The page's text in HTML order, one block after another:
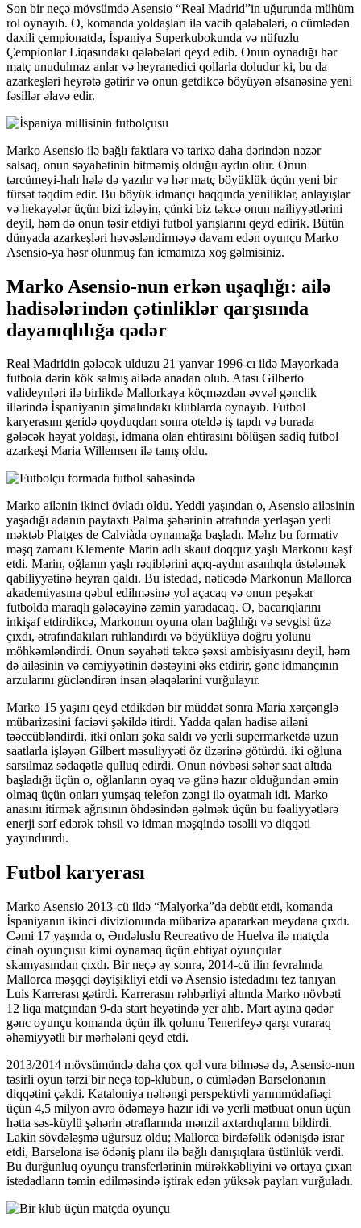
Son bir neçə mövsümdə Asensio “Real Madrid”in uğurunda mühüm
rol oynayıb. O, komanda yoldaşları ilə vacib qələbələri, o cümlədən
daxili çempionatda, İspaniya Superkubokunda və nüfuzlu
Çempionlar Liqasındakı qələbələri qeyd edib. Onun oynadığı hər
matç unudulmaz anlar və heyranedici qollarla doludur ki, bu da
azarkeşləri heyrətə gətirir və onun getdikcə böyüyən əfsanəsinə yeni
fəsillər əlavə edir.
Marko Asensio ilə bağlı faktlara və tarixə daha dərindən nəzər
salsaq, onun səyahətinin bitməmiş olduğu aydın olur. Onun
tərcümeyi-halı hələ də yazılır və hər matç böyüklük üçün yeni bir
fürsət təqdim edir. Bu böyük idmançı haqqında yeniliklər, anlayışlar
və hekayələr üçün bizi izləyin, çünki biz təkcə onun nailiyyətlərini
deyil, həm də onun təsir etdiyi futbol yarışlarını qeyd edirik. Bütün
dünyada azarkeşləri həvəsləndirməyə davam edən oyunçu Marko
Asensio-ya həsr olunmuş fan icmamıza xoş gəlmisiniz.
Marko Asensio-nun erkən uşaqlığı: ailə
hadisələrindən çətinliklər qarşısında
dayanıqlılığa qədər
Real Madridin gələcək ulduzu 21 yanvar 1996-cı ildə Mayorkada
futbola dərin kök salmış ailədə anadan olub. Atası Gilberto
valideynləri ilə birlikdə Mallorkaya köçməzdən əvvəl gənclik
illərində İspaniyanın şimalındakı klublarda oynayıb. Futbol
karyerasını geridə qoyduqdan sonra oteldə iş tapdı və burada
gələcək həyat yoldaşı, idmana olan ehtirasını bölüşən sadiq futbol
azarkeşi Maria Willemsen ilə tanış oldu.
Marko ailənin ikinci övladı oldu. Yeddi yaşından o, Asensio ailəsinin
yaşadığı adanın paytaxtı Palma şəhərinin ətrafında yerləşən yerli
məktəb Platges de Calviàda oynamağa başladı. Məhz bu formativ
məşq zamanı Klemente Marin adlı skaut doqquz yaşlı Markonu kəşf
etdi. Marin, oğlanın yaşlı rəqiblərini açıq-aydın asanlıqla üstələmək
qabiliyyətinə heyran qaldı. Bu istedad, nəticədə Markonun Mallorca
akademiyasına qəbul edilməsinə yol açacaq və onun peşəkar
futbolda maraqlı gələcəyinə zəmin yaradacaq. O, bacarıqlarını
inkişaf etdirdikcə, Markonun oyuna olan bağlılığı və sevgisi üzə
çıxdı, ətrafındakıları ruhlandırdı və böyüklüyə doğru yolunu
möhkəmləndirdi. Onun səyahəti təkcə şəxsi ambisiyasını deyil, həm
də ailəsinin və cəmiyyətinin dəstəyini əks etdirir, gənc idmançının
arzularını gücləndirən insan əlaqələrini vurğulayır.
Marko 15 yaşını qeyd etdikdən bir müddət sonra Maria xərçənglə
mübarizəsini faciəvi şəkildə itirdi. Yadda qalan hadisə ailəni
təəccübləndirdi, itki onları şoka saldı və yerli supermarketdə uzun
saatlarla işləyən Gilbert məsuliyyəti öz üzərinə götürdü. iki oğluna
sarsılmaz sədaqətlə qulluq edirdi. Onun növbəsi səhər saat altıda
başladığı üçün o, oğlanların oyaq və günə hazır olduğundan əmin
olmaq üçün onları yumşaq telefon zəngi ilə oyatmalı idi. Marko
anasını itirmək ağrısının öhdəsindən gəlmək üçün bu fəaliyyətlərə
enerji sərf edərək təhsil və idman məşqində təsəlli və diqqəti
yayındırırdı.
Futbol karyerası
Marko Asensio 2013-cü ildə “Malyorka”da debüt etdi, komanda
İspaniyanın ikinci divizionunda mübarizə apararkən meydana çıxdı.
Cəmi 17 yaşında o, Əndəluslu Recreativo de Huelva ilə matçda
cinah oyunçusu kimi oynamaq üçün ehtiyat oyunçular
skamyasından çıxdı. Bir neçə ay sonra, 2014-cü ilin fevralında
Mallorca məşqçi dəyişikliyi etdi və Asensio istedadını tez tanıyan
Luis Karrerası gətirdi. Karrerasın rəhbərliyi altında Marko növbəti
12 liqa matçından 9-da start heyətində yer alıb. Mart ayına qədər
gənc oyunçu komanda üçün ilk qolunu Tenerifeyə qarşı vuraraq
əhəmiyyətli bir mərhələni qeyd etdi.
2013/2014 mövsümündə daha çox qol vura bilməsə də, Asensio-nun
təsirli oyun tərzi bir neçə top-klubun, o cümlədən Barselonanın
diqqətini çəkdi. Kataloniya nəhəngi perspektivli yarımmüdafiəçi
üçün 4,5 milyon avro ödəməyə hazır idi və yerli mətbuat onun üçün
hətta səs-küylü şəhərin ətraflarında mənzil axtardıqlarını bildirdi.
Lakin sövdələşmə uğursuz oldu; Mallorca birdəfəlik ödənişdə israr
etdi, Barselona isə ödəniş planı ilə bağlı danışıqlara üstünlük verdi.
Bu durğunluq oyunçu transferlərinin mürəkkəbliyini və ortaya çıxan
istedadların təmin edilməsində iştirak edən yüksək payları vurğuladı.